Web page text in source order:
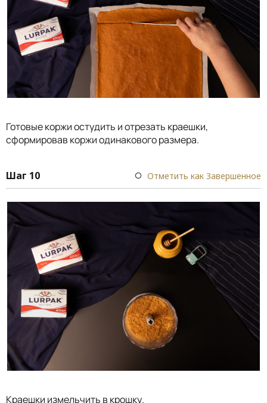
Готовые коржи остудить и отрезать краешки,
сформировав коржи одинакового размера.
Шаг 10 Отметить как Завершенное
Краешки измельчить в крошку.